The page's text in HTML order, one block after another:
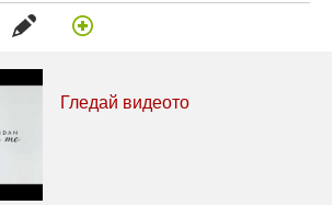
Гледай видеото